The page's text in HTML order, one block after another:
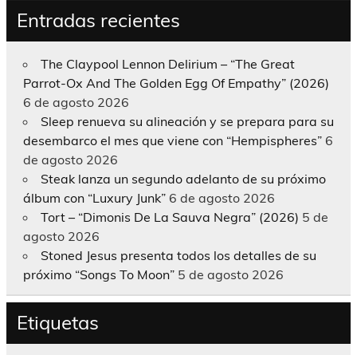
Entradas recientes
The Claypool Lennon Delirium – “The Great
Parrot-Ox And The Golden Egg Of Empathy” (2026)
6 de agosto 2026
Sleep renueva su alineación y se prepara para su
desembarco el mes que viene con “Hempispheres” 6
de agosto 2026
Steak lanza un segundo adelanto de su próximo
álbum con “Luxury Junk” 6 de agosto 2026
Tort – “Dimonis De La Sauva Negra” (2026) 5 de
agosto 2026
Stoned Jesus presenta todos los detalles de su
próximo “Songs To Moon” 5 de agosto 2026
Etiquetas